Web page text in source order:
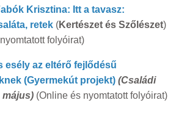
Krisztina: Itt a tavasz:
retek (Kertészet és Szőlészet)
folyóirat)
esély az eltérő fejlődésű
(Gyermekút projekt) (Családi
május) (Online és nyomtatott folyóirat)